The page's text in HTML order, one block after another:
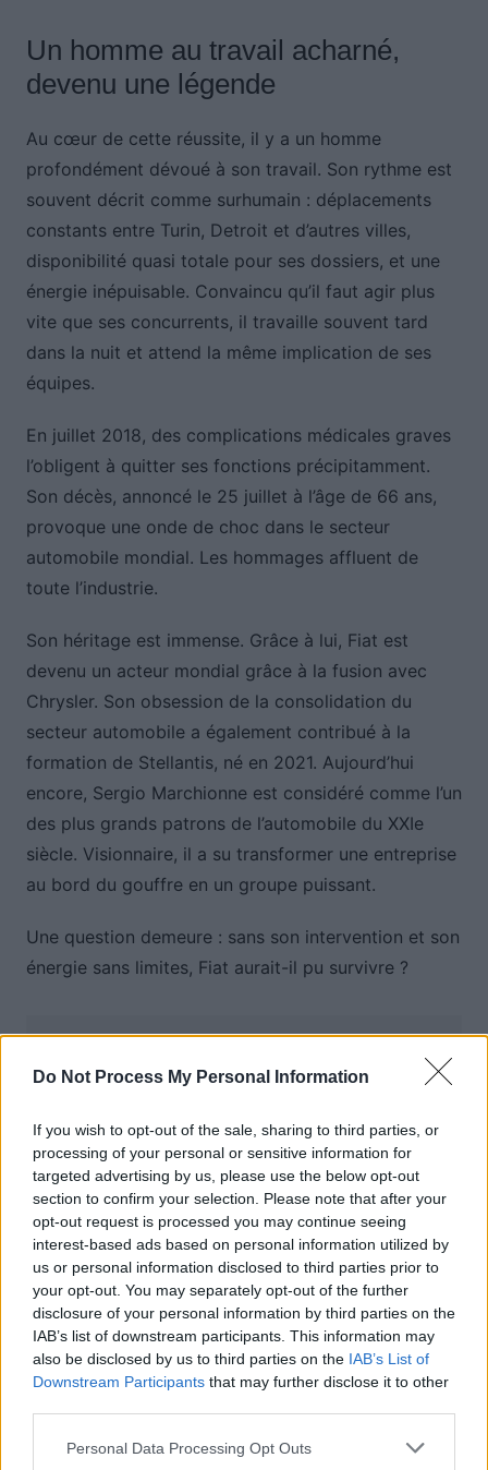
Do Not Process My Personal Information
If you wish to opt-out of the sale, sharing to third parties, or
processing of your personal or sensitive information for
targeted advertising by us, please use the below opt-out
section to confirm your selection. Please note that after your
opt-out request is processed you may continue seeing
interest-based ads based on personal information utilized by
us or personal information disclosed to third parties prior to
your opt-out. You may separately opt-out of the further
disclosure of your personal information by third parties on the
IAB’s list of downstream participants. This information may
also be disclosed by us to third parties on the IAB’s List of
Downstream Participants that may further disclose it to other
Personal Data Processing Opt Outs
Un homme au travail acharné,
devenu une légende
Au cœur de cette réussite, il y a un homme
profondément dévoué à son travail. Son rythme est
souvent décrit comme surhumain : déplacements
constants entre Turin, Detroit et d’autres villes,
disponibilité quasi totale pour ses dossiers, et une
énergie inépuisable. Convaincu qu’il faut agir plus
vite que ses concurrents, il travaille souvent tard
dans la nuit et attend la même implication de ses
équipes.
En juillet 2018, des complications médicales graves
l’obligent à quitter ses fonctions précipitamment.
Son décès, annoncé le 25 juillet à l’âge de 66 ans,
provoque une onde de choc dans le secteur
automobile mondial. Les hommages affluent de
toute l’industrie.
Son héritage est immense. Grâce à lui, Fiat est
devenu un acteur mondial grâce à la fusion avec
Chrysler. Son obsession de la consolidation du
secteur automobile a également contribué à la
formation de Stellantis, né en 2021. Aujourd’hui
encore, Sergio Marchionne est considéré comme l’un
des plus grands patrons de l’automobile du XXIe
siècle. Visionnaire, il a su transformer une entreprise
au bord du gouffre en un groupe puissant.
Une question demeure : sans son intervention et son
énergie sans limites, Fiat aurait-il pu survivre ?
Navigation
de
l’article
Précédent Suivant